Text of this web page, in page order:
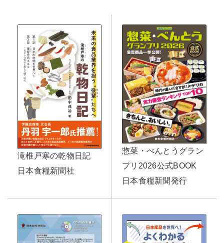
滝椎戸寒の乾物日記
日本食糧新聞社
惣菜・べんとうグラン
プリ2026公式BOOK
日本食糧新聞発行